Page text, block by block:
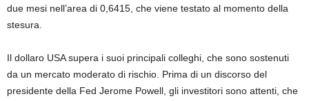
due mesi nell’area di 0,6415, che viene testato al momento della
stesura.
Il dollaro USA supera i suoi principali colleghi, che sono sostenuti
da un mercato moderato di rischio. Prima di un discorso del
presidente della Fed Jerome Powell, gli investitori sono attenti, che